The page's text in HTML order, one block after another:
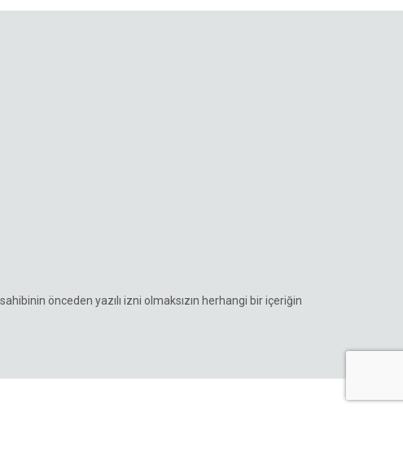
önceden yazılı izni olmaksızın herhangi bir içeriğin